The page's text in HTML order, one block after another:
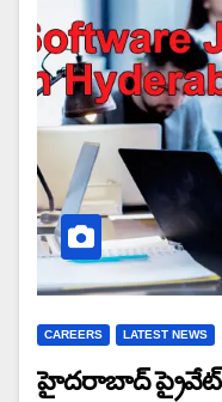
CAREERS LATEST NEWS
హైదరాబాద్